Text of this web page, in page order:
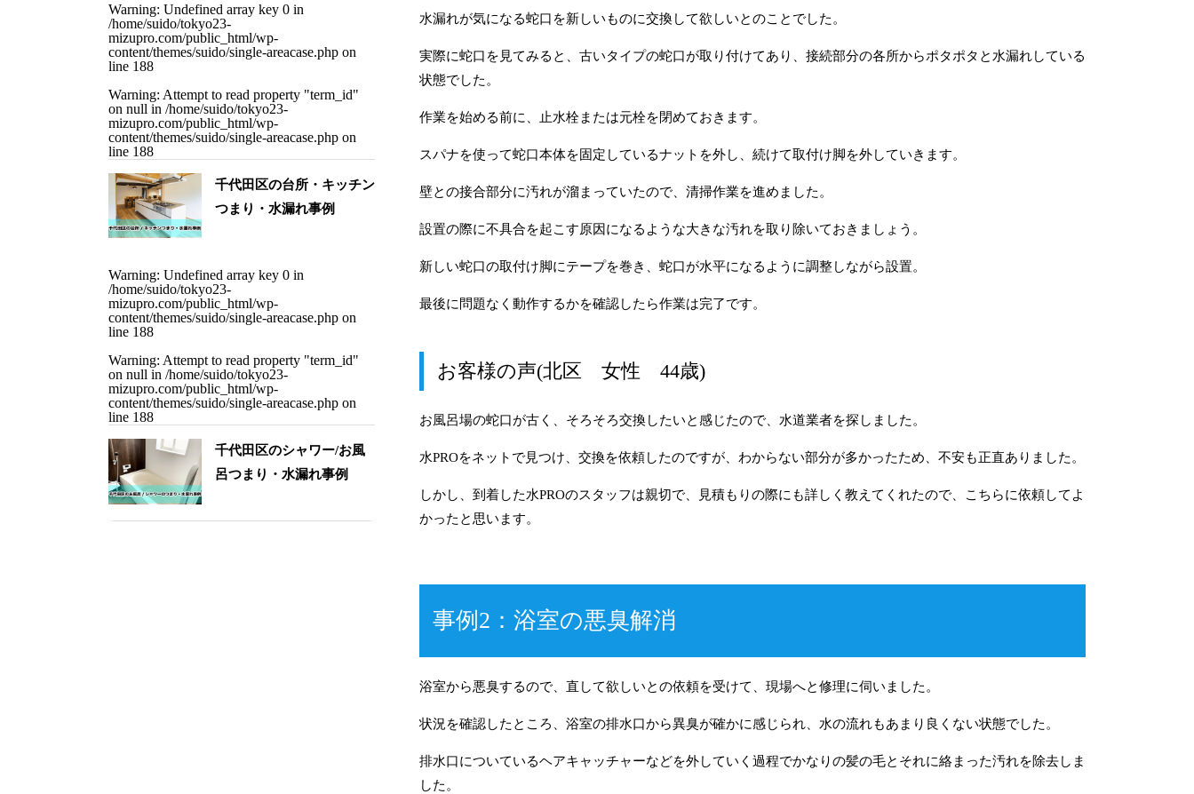
水漏れが気になる蛇口を新しいものに交換して欲しいとのことでした。
実際に蛇口を見てみると、古いタイプの蛇口が取り付けてあり、接続部分の各所からポタポタと水漏れしている
状態でした。
作業を始める前に、止水栓または元栓を閉めておきます。
スパナを使って蛇口本体を固定しているナットを外し、続けて取付け脚を外していきます。
壁との接合部分に汚れが溜まっていたので、清掃作業を進めました。
設置の際に不具合を起こす原因になるような大きな汚れを取り除いておきましょう。
新しい蛇口の取付け脚にテープを巻き、蛇口が水平になるように調整しながら設置。
最後に問題なく動作するかを確認したら作業は完了です。
お客様の声(北区 女性 44歳)
お風呂場の蛇口が古く、そろそろ交換したいと感じたので、水道業者を探しました。
水PROをネットで見つけ、交換を依頼したのですが、わからない部分が多かったため、不安も正直ありました。
しかし、到着した水PROのスタッフは親切で、見積もりの際にも詳しく教えてくれたので、こちらに依頼してよ
かったと思います。
事例2：浴室の悪臭解消
浴室から悪臭するので、直して欲しいとの依頼を受けて、現場へと修理に伺いました。
状況を確認したところ、浴室の排水口から異臭が確かに感じられ、水の流れもあまり良くない状態でした。
排水口についているヘアキャッチャーなどを外していく過程でかなりの髪の毛とそれに絡まった汚れを除去しま
した。
Warning: Undefined array key 0 in
/home/suido/tokyo23-
mizupro.com/public_html/wp-
content/themes/suido/single-areacase.php on
line 188
Warning: Attempt to read property "term_id"
on null in /home/suido/tokyo23-
mizupro.com/public_html/wp-
content/themes/suido/single-areacase.php on
line 188
千代田区の台所・キッチン
つまり・水漏れ事例
Warning: Undefined array key 0 in
/home/suido/tokyo23-
mizupro.com/public_html/wp-
content/themes/suido/single-areacase.php on
line 188
Warning: Attempt to read property "term_id"
on null in /home/suido/tokyo23-
mizupro.com/public_html/wp-
content/themes/suido/single-areacase.php on
line 188
千代田区のシャワー/お風
呂つまり・水漏れ事例